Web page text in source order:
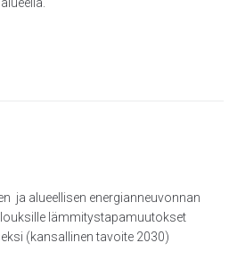
ja alueellisen energianneuvonnan
lämmitystapamuutokset
(kansallinen tavoite 2030)